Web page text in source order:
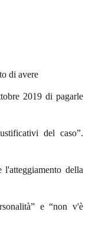
di avere
2019 di pagarle
del caso”.
della
e “non v'è